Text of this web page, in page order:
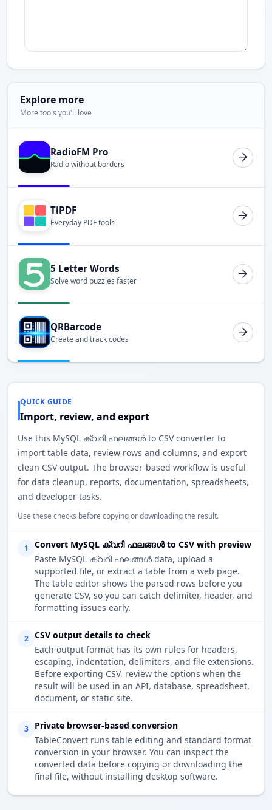
Explore more
More tools you'll love
RadioFM Pro
Radio without borders
TiPDF
Everyday PDF tools
5 Letter Words
Solve word puzzles faster
QRBarcode
Create and track codes
QUICK GUIDE
Import, review, and export
Use this MySQL ക്വറി ഫലങ്ങൾ to CSV converter to
import table data, review rows and columns, and export
clean CSV output. The browser-based workflow is useful
for data cleanup, reports, documentation, spreadsheets,
and developer tasks.
Use these checks before copying or downloading the result.
1
Convert MySQL ക്വറി ഫലങ്ങൾ to CSV with preview
Paste MySQL ക്വറി ഫലങ്ങൾ data, upload a
supported file, or extract a table from a web page.
The table editor shows the parsed rows before you
generate CSV, so you can catch delimiter, header, and
formatting issues early.
2
CSV output details to check
Each output format has its own rules for headers,
escaping, indentation, delimiters, and file extensions.
Before exporting CSV, review the options when the
result will be used in an API, database, spreadsheet,
document, or static site.
3
Private browser-based conversion
TableConvert runs table editing and standard format
conversion in your browser. You can inspect the
converted data before copying or downloading the
final file, without installing desktop software.